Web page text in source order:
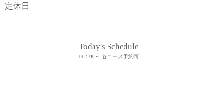
定休日
Today's Schedule
14：00～ 各コース予約可